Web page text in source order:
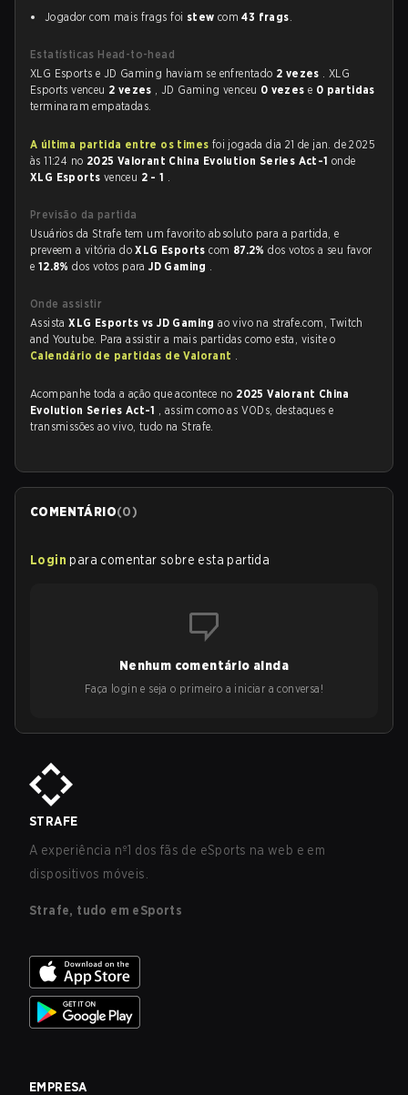
Jogador com mais frags foi stew com43 frags.
Estatísticas Head-to-head
XLG Esports e JD Gaming haviam se enfrentado 2 vezes . XLG
Esports venceu 2 vezes , JD Gaming venceu 0 vezese 0 partidas
terminaram empatadas.
A última partida entre os times foi jogada dia 21 de jan. de 2025
às 11:24 no 2025 Valorant China Evolution Series Act-1onde
XLG Esports venceu 2 - 1 .
Previsão da partida
Usuários da Strafe tem um favorito absoluto para a partida, e
preveem a vitória doXLG Esportscom 87.2%dos votos a seu favor
e 12.8%dos votos paraJD Gaming .
Onde assistir
AssistaXLG Esports vs JD Gamingao vivo na strafe.com, Twitch
and Youtube. Para assistir a mais partidas como esta, visite o
Calendário de partidas de Valorant .
Acompanhe toda a ação que acontece no 2025 Valorant China
Evolution Series Act-1 , assim como as VODs, destaques e
transmissões ao vivo, tudo na Strafe.
COMENTÁRIO(0)
Login para comentar sobre esta partida
Nenhum comentário ainda
Faça login e seja o primeiro a iniciar a conversa!
STRAFE
A experiência nº1 dos fãs de eSports na web e em
dispositivos móveis.
Strafe, tudo em eSports
EMPRESA